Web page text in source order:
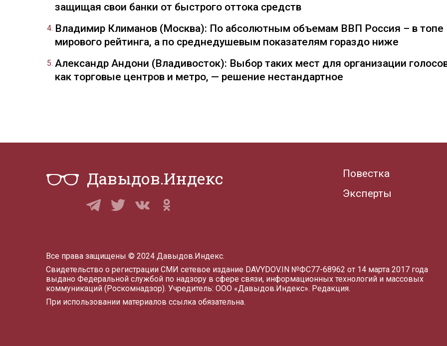
защищая свои банки от быстрого оттока средств
Владимир Климанов (Москва): По абсолютным объемам ВВП Россия – в топе
мирового рейтинга, а по среднедушевым показателям гораздо ниже
Александр Андони (Владивосток): Выбор таких мест для организации
как торговые центров и метро, — решение нестандартное
Давыдов.Индекс
Повестка
Эксперты
Все права защищены © 2024 Давыдов.Индекс.
Свидетельство о регистрации СМИ сетевое издание DAVYDOV.IN №ФС77-68962 от 14 марта 2017 года
выдано Федеральной службой по надзору в сфере связи, информационных технологий и массовых
коммуникаций (Роскомнадзор). Учредитель: ООО «Давыдов.Индекс». Редакция.
При использовании материалов ссылка обязательна.